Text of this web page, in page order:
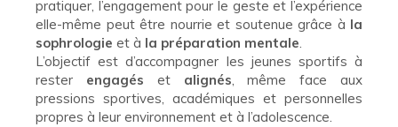
pratiquer, l’engagement pour le geste et l’expérience
elle-même peut être nourrie et soutenue grâce à la
sophrologie et à la préparation mentale.
L’objectif est d’accompagner les jeunes sportifs à
rester engagés et alignés, même face aux
pressions sportives, académiques et personnelles
propres à leur environnement et à l’adolescence.